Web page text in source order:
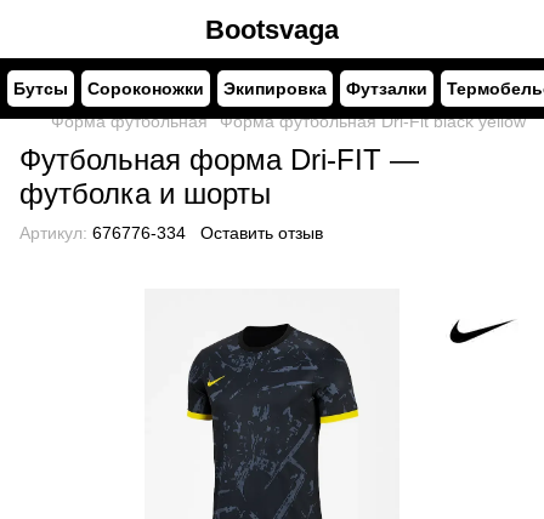
Bootsvaga
Бутсы Сороконожки Экипировка Футзалки
Форма футбольная
Форма футбольная Dri-Fit black yellow
Футбольная форма Dri-FIT —
футболка и шорты
Артикул: 676776-334 Оставить отзыв